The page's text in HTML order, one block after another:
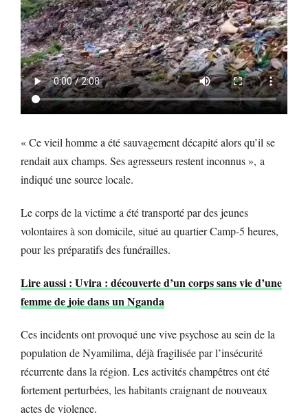
« Ce vieil homme a été sauvagement décapité alors qu’il se
rendait aux champs. Ses agresseurs restent inconnus », a
indiqué une source locale.
Le corps de la victime a été transporté par des jeunes
volontaires à son domicile, situé au quartier Camp-5 heures,
pour les préparatifs des funérailles.
Lire aussi : Uvira : découverte d’un corps sans vie d’une
femme de joie dans un Nganda
Ces incidents ont provoqué une vive psychose au sein de la
population de Nyamilima, déjà fragilisée par l’insécurité
récurrente dans la région. Les activités champêtres ont été
fortement perturbées, les habitants craignant de nouveaux
actes de violence.